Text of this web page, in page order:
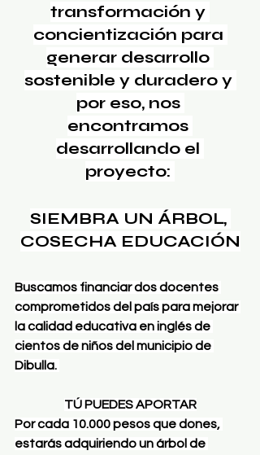
transformación y
concientización para
generar desarrollo
sostenible y duradero y
por eso, nos
encontramos
desarrollando el
proyecto:
SIEMBRA UN ÁRBOL,
COSECHA EDUCACIÓN
Buscamos financiar dos docentes
comprometidos del país para mejorar
la calidad educativa en inglés de
cientos de niños del municipio de
Dibulla.
TÚ PUEDES APORTAR
Por cada 10.000 pesos que dones,
estarás adquiriendo un árbol de